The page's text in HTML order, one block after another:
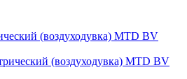
(воздуходувка) MTD BV